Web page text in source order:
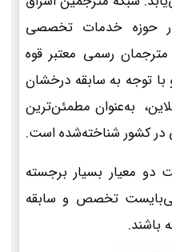
حوزه خدمات تخصصی
رسمی معتبر قوه
توجه به سابقه درخشان
به‌عنوان مطمئن‌ترین
کشور شناخته‌شده است.
معیار بسیار برجسته
تخصص و سابقه
باشند.